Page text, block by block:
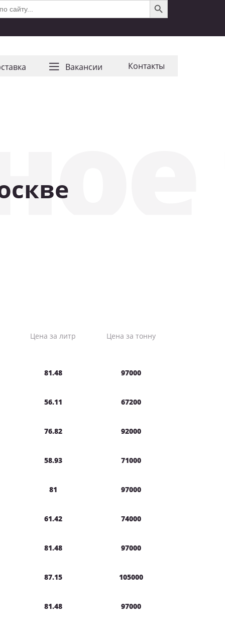
Ваканcии Контакты
Цена за литр Цена за тонну
81.48 97000
56.11 67200
76.82 92000
58.93 71000
81 97000
61.42 74000
81.48 97000
87.15 105000
81.48 97000